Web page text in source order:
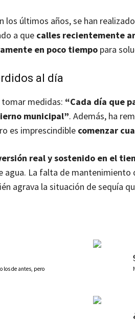
los últimos años, se han
a que calles recientemente
en poco tiempo para
al día
tomar medidas: “Cada día que
municipal”. Además, ha
es imprescindible comenzar
real y sostenido en el
agua. La falta de
agrava la situación de sequía
los de antes, pero